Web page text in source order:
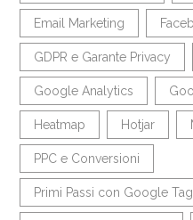
Email Marketing
GDPR e Garante Privacy
Google Analytics
Heatmap Hotjar
PPC e Conversioni
Primi Passi con Google